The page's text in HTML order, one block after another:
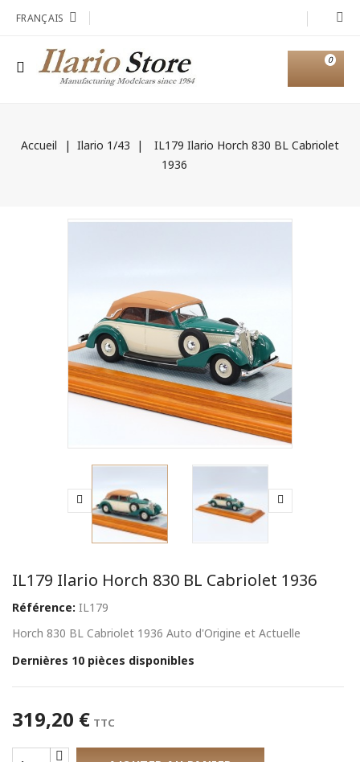
FRANÇAIS
0
Accueil Ilario 1/43
IL179 Ilario Horch 830 BL Cabriolet
1936
IL179 Ilario Horch 830 BL Cabriolet 1936
Référence: IL179
Horch 830 BL Cabriolet 1936 Auto d'Origine et Actuelle
Dernières 10 pièces disponibles
319,20 € TTC